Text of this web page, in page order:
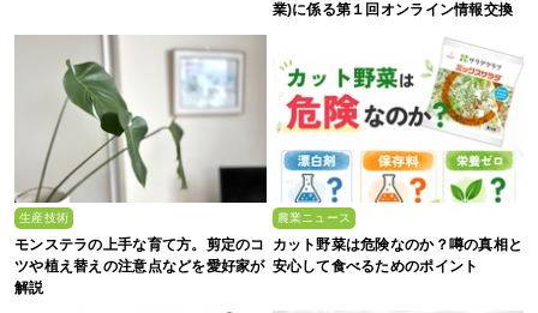
業)に係る第１回オンライン情報交換
生産技術
モンステラの上手な育て方。剪定のコ
ツや植え替えの注意点などを愛好家が
解説
農業ニュース
カット野菜は危険なのか？噂の真相と
安心して食べるためのポイント